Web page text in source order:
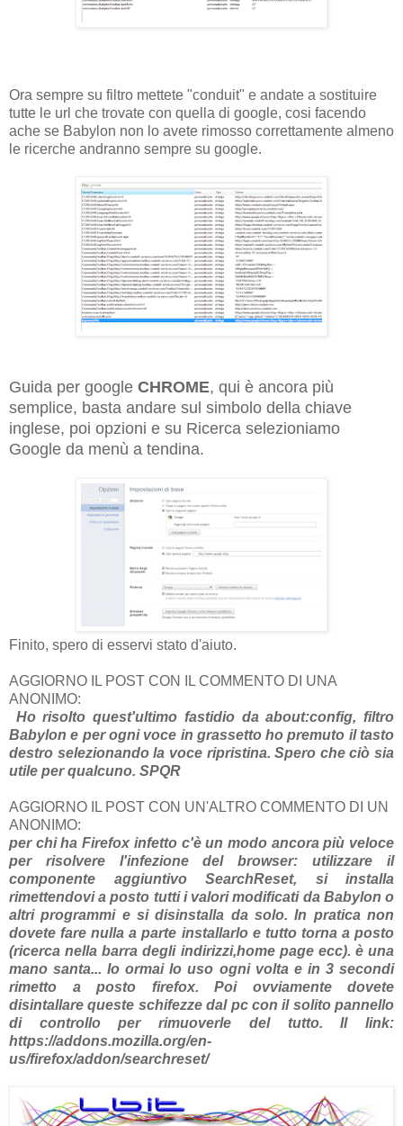
Ora sempre su filtro mettete "conduit" e andate a sostituire
tutte le url che trovate con quella di google, cosi facendo
ache se Babylon non lo avete rimosso correttamente almeno
le ricerche andranno sempre su google.
Guida per google CHROME, qui è ancora più
semplice, basta andare sul simbolo della chiave
inglese, poi opzioni e su Ricerca selezioniamo
Google da menù a tendina.
Finito, spero di esservi stato d'aiuto.
AGGIORNO IL POST CON IL COMMENTO DI UNA
ANONIMO:
Ho risolto quest'ultimo fastidio da about:config, filtro
Babylon e per ogni voce in grassetto ho premuto il tasto
destro selezionando la voce ripristina. Spero che ciò sia
utile per qualcuno. SPQR
AGGIORNO IL POST CON UN'ALTRO COMMENTO DI UN
ANONIMO:
per chi ha Firefox infetto c'è un modo ancora più veloce
per risolvere l'infezione del browser: utilizzare il
componente aggiuntivo SearchReset, si installa
rimettendovi a posto tutti i valori modificati da Babylon o
altri programmi e si disinstalla da solo. In pratica non
dovete fare nulla a parte installarlo e tutto torna a posto
(ricerca nella barra degli indirizzi,home page ecc). è una
mano santa... Io ormai lo uso ogni volta e in 3 secondi
rimetto a posto firefox. Poi ovviamente dovete
disintallare queste schifezze dal pc con il solito pannello
di controllo per rimuoverle del tutto. Il link:
https://addons.mozilla.org/en-
us/firefox/addon/searchreset/